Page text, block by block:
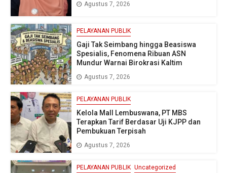
Agustus 7, 2026
PELAYANAN PUBLIK
Gaji Tak Seimbang hingga Beasiswa
Spesialis, Fenomena Ribuan ASN
Mundur Warnai Birokrasi Kaltim
Agustus 7, 2026
PELAYANAN PUBLIK
Kelola Mall Lembuswana, PT MBS
Terapkan Tarif Berdasar Uji KJPP dan
Pembukuan Terpisah
Agustus 7, 2026
PELAYANAN PUBLIK Uncategorized